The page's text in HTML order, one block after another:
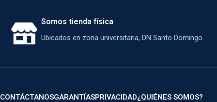
Somos tienda física
Ubicados en zona universitaria, DN Santo Domingo.
CONTÁCTANOSGARANTÍASPRIVACIDAD¿QUIÉNES SOMOS?